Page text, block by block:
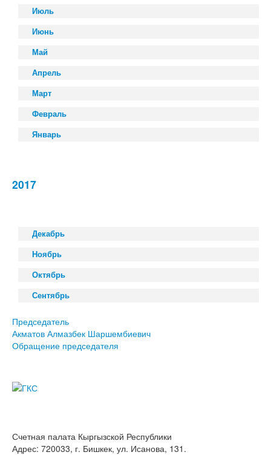
Июль
Июнь
Май
Апрель
Март
Февраль
Январь
2017
Декабрь
Ноябрь
Октябрь
Сентябрь
Председатель
Акматов Алмазбек Шаршембиевич
Обращение председателя
Счетная палата Кыргызской Республики
Адрес: 720033, г. Бишкек, ул. Исанова, 131.